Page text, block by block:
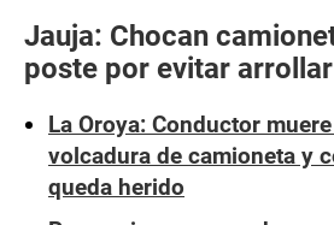
Jauja: Chocan
poste por evitar
La Oroya: Conductor
volcadura de camioneta y
queda herido